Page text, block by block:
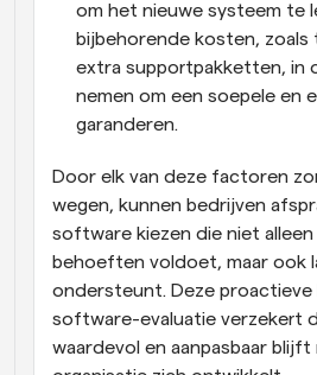
om het nieuwe systeem te
bijbehorende kosten, zoals
extra supportpakketten, in
nemen om een soepele en
garanderen.
Door elk van deze factoren
wegen, kunnen bedrijven
software kiezen die niet alleen
behoeften voldoet, maar ook
ondersteunt. Deze proactieve
software-evaluatie verzekert
waardevol en aanpasbaar